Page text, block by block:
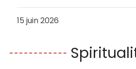
15 juin 2026